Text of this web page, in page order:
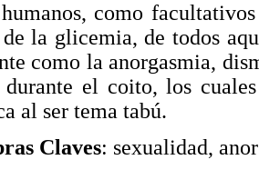
humanos, como
la glicemia, de todos
como la anorgasmia,
el coito, los
al ser tema tabú.
Claves: sexualidad,